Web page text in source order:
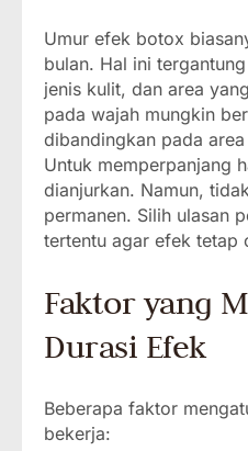
Umur efek botox
bulan. Hal ini
jenis kulit, dan area
pada wajah mungkin
dibandingkan pada
Untuk memperpanjang
dianjurkan. Namun,
permanen. Silih ulasan
tertentu agar efek tetap
Faktor yang
Durasi Efek
Beberapa faktor
bekerja: